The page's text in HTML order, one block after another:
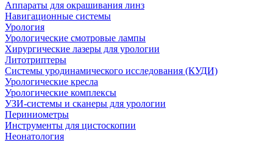
Аппараты для окрашивания линз
Навигационные системы
Урология
Урологические смотровые лампы
Хирургические лазеры для урологии
Литотриптеры
Системы уродинамического исследования (КУДИ)
Урологические кресла
Урологические комплексы
УЗИ-системы и сканеры для урологии
Периниометры
Инструменты для цистоскопии
Неонатология